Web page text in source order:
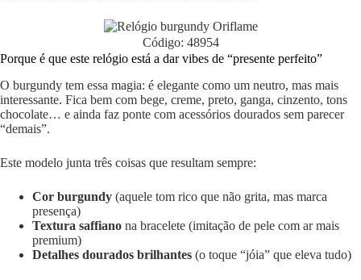
Código: 48954
Porque é que este relógio está a dar vibes de “presente perfeito”
O burgundy tem essa magia: é elegante como um neutro, mas mais
interessante. Fica bem com bege, creme, preto, ganga, cinzento, tons
chocolate… e ainda faz ponte com acessórios dourados sem parecer
“demais”.
Este modelo junta três coisas que resultam sempre:
Cor burgundy (aquele tom rico que não grita, mas marca
presença)
Textura saffiano na bracelete (imitação de pele com ar mais
premium)
Detalhes dourados brilhantes (o toque “jóia” que eleva tudo)